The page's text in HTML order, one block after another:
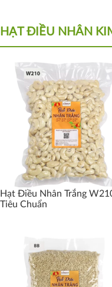
HẠT ĐIỀU NHÂN
Hạt Điều Nhân Trắng
Tiêu Chuẩn